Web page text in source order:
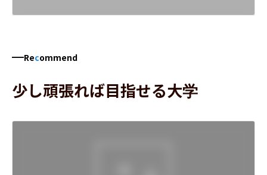
Recommend
少し頑張れば目指せる大学